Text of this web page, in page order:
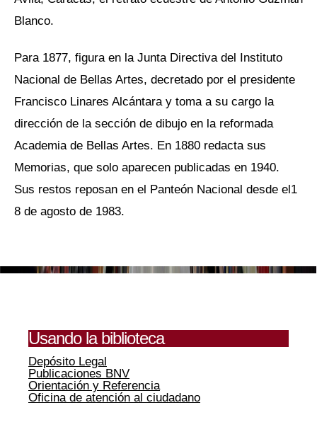
Blanco.
Para 1877, figura en la Junta Directiva del Instituto
Nacional de Bellas Artes, decretado por el presidente
Francisco Linares Alcántara y toma a su cargo la
dirección de la sección de dibujo en la reformada
Academia de Bellas Artes. En 1880 redacta sus
Memorias, que solo aparecen publicadas en 1940.
Sus restos reposan en el Panteón Nacional desde el1
8 de agosto de 1983.
Usando la biblioteca
Depósito Legal
Publicaciones BNV
Orientación y Referencia
Oficina de atención al ciudadano